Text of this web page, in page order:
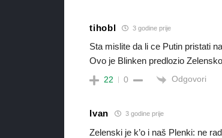
tihobl 3 godine prije
Sta mislite da li ce Putin pristati
Ovo je Blinken predlozio
22 0 Odgovori
Ivan 3 godine prije
Zelenski je k’o i naš Plenki: ne